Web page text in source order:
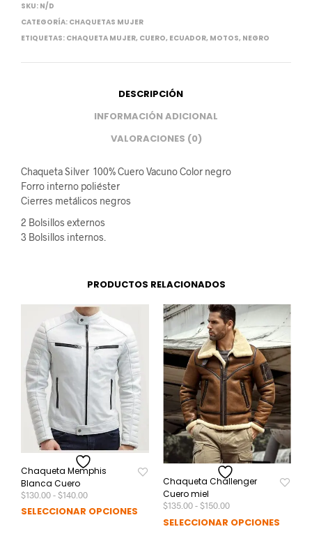
SKU: N/D
CATEGORÍA: CHAQUETAS MUJER
ETIQUETAS: CHAQUETA MUJER, CUERO, ECUADOR, MOTOS, NEGRO
DESCRIPCIÓN
INFORMACIÓN ADICIONAL
VALORACIONES (0)
Chaqueta Silver 100% Cuero Vacuno Color negro
Forro interno poliéster
Cierres metálicos negros
2 Bolsillos externos
3 Bolsillos internos.
PRODUCTOS RELACIONADOS
Chaqueta Memphis
Blanca Cuero
$130.00-$140.00Rango
precios:
SELECCIONAR OPCIONES
Este
producto
Chaqueta Challenger
Cuero miel
$135.00-$150.00Rango
precios:
SELECCIONAR OPCIONES